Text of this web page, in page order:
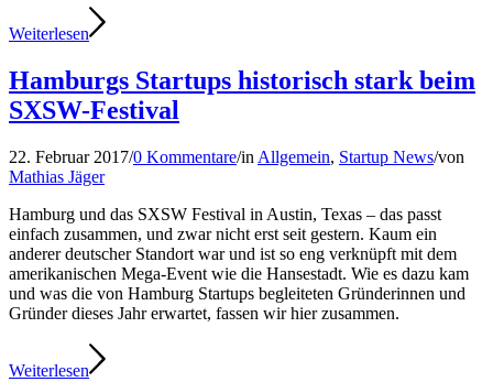
Weiterlesen
Hamburgs Startups historisch stark beim
SXSW-Festival
22. Februar 2017/0 Kommentare/in Allgemein, Startup News/von
Mathias Jäger
Hamburg und das SXSW Festival in Austin, Texas – das passt
einfach zusammen, und zwar nicht erst seit gestern. Kaum ein
anderer deutscher Standort war und ist so eng verknüpft mit dem
amerikanischen Mega-Event wie die Hansestadt. Wie es dazu kam
und was die von Hamburg Startups begleiteten Gründerinnen und
Gründer dieses Jahr erwartet, fassen wir hier zusammen.
Weiterlesen